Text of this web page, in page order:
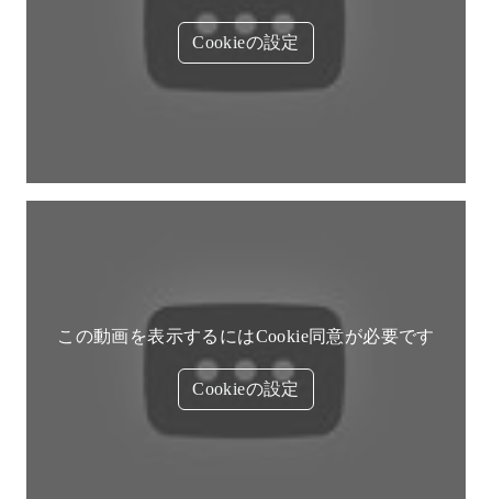
Cookieの設定
この動画を表示するにはCookie同意が必要です
Cookieの設定